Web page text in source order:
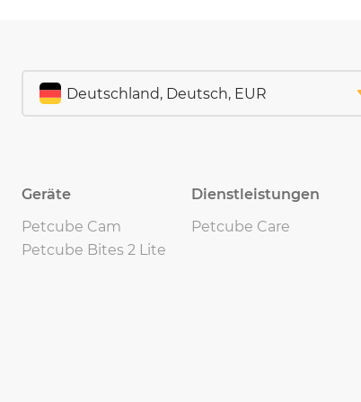
Geräte
Petcube Cam
Petcube Bites 2 Lite
Dienstleistungen
Petcube Care